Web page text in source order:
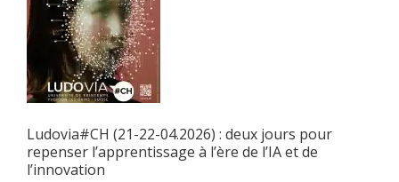
Ludovia#CH (21-22-04.2026) : deux jours pour
repenser l’apprentissage à l’ère de l’IA et de
l’innovation